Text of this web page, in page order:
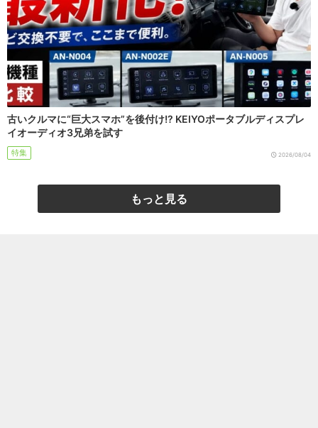
古いクルマに“巨大スマホ”を後付け!? KEIYOポータブルディスプレ
イオーディオ3兄弟を試す
特集 2026/08/04
もっと見る